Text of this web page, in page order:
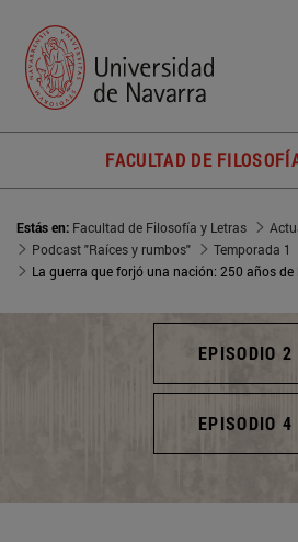
FACULTAD DE
Estás en: Facultad de Filosofía y Letras
Podcast "Raíces y rumbos"
Temporada 1
EPISODIO 2
EPISODIO 4